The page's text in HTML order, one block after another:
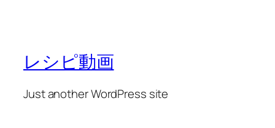
レシピ動画
Just another WordPress site